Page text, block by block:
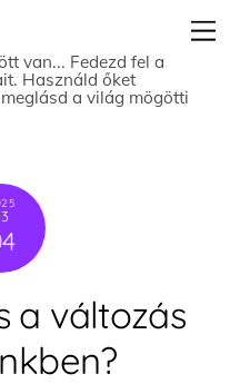
van... Fedezd fel a
Használd őket
a világ mögötti
a változás